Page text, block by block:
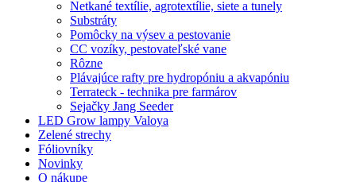
Netkané textílie, agrotextílie, siete a tunely
Substráty
Pomôcky na výsev a pestovanie
CC vozíky, pestovateľské vane
Rôzne
Plávajúce rafty pre hydropóniu a akvapóniu
Terrateck - technika pre farmárov
Sejačky Jang Seeder
LED Grow lampy Valoya
Zelené strechy
Fóliovníky
Novinky
O nákupe